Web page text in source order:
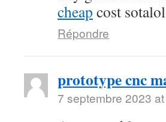
cheap cost sotalol
Répondre
prototype cnc
7 septembre 2023